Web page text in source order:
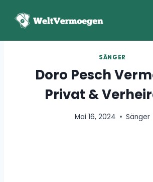
Inhalt
SÄNGER
Doro Pesch
Privat &
Mai 16, 2024 Sänger